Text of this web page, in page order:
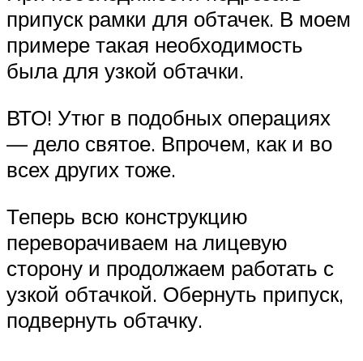
припуск рамки для обтачек. В моем
примере такая необходимость
была для узкой обтачки.
ВТО! Утюг в подобных операциях
— дело святое. Впрочем, как и во
всех других тоже.
Теперь всю конструкцию
переворачиваем на лицевую
сторону и продолжаем работать с
узкой обтачкой. Обернуть припуск,
подвернуть обтачку.